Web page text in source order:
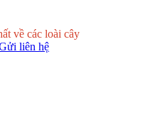
về các loài cây
liên hệ